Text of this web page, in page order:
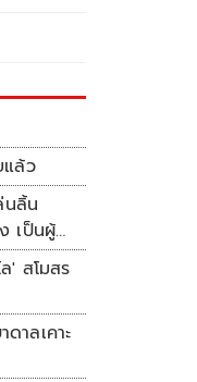
แล้ว
นลิ้น
เป็นผู้
าพูด
' สโมสร
าลเคาะ